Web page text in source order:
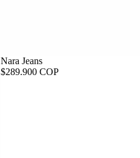
Nara Jeans
$289.900 COP